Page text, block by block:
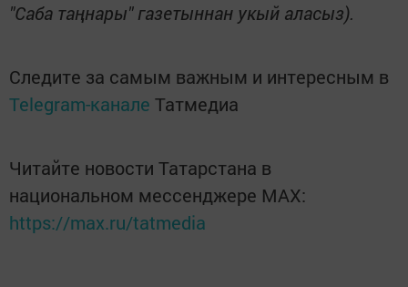
"Саба таңнары" газетыннан укый аласыз).
Следите за самым важным и интересным в
Telegram-канале Татмедиа
Читайте новости Татарстана в
национальном мессенджере MАХ:
https://max.ru/tatmedia